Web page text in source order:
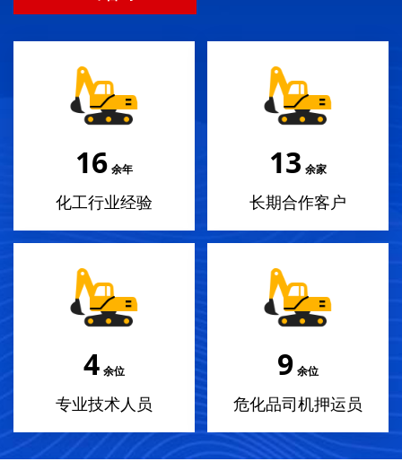
17 余年
化工行业经验
14 余家
长期合作客户
4 余位
专业技术人员
10 余位
危化品司机押运员